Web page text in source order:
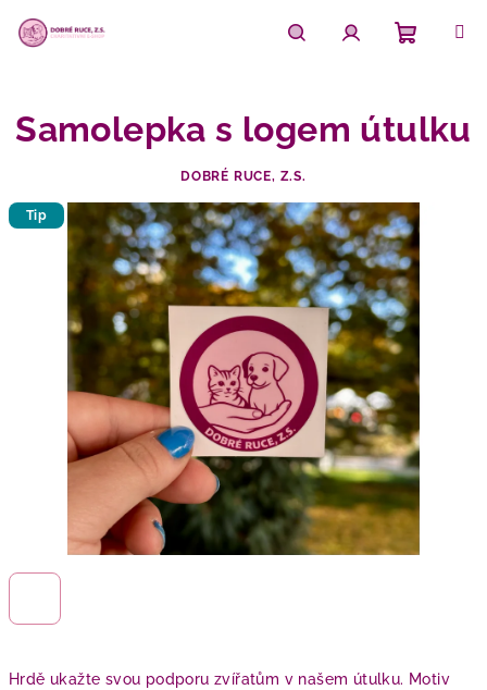
obsah
košík
Hrdě ukažte svou podporu zvířatům v našem útulku. Motiv
Samolepka s logem útulku
DOBRÉ RUCE, Z.S.
Tip